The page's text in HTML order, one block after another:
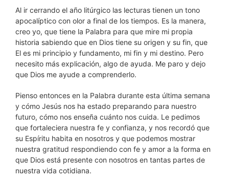
Al ir cerrando el año litúrgico las lecturas tienen un tono
apocalíptico con olor a final de los tiempos. Es la manera,
creo yo, que tiene la Palabra para que mire mi propia
historia sabiendo que en Dios tiene su origen y su fin, que
El es mi principio y fundamento, mi fin y mi destino. Pero
necesito más explicación, algo de ayuda. Me paro y dejo
que Dios me ayude a comprenderlo.
Pienso entonces en la Palabra durante esta última semana
y cómo Jesús nos ha estado preparando para nuestro
futuro, cómo nos enseña cuánto nos cuida. Le pedimos
que fortaleciera nuestra fe y confianza, y nos recordó que
su Espíritu habita en nosotros y que podemos mostrar
nuestra gratitud respondiendo con fe y amor a la forma en
que Dios está presente con nosotros en tantas partes de
nuestra vida cotidiana.